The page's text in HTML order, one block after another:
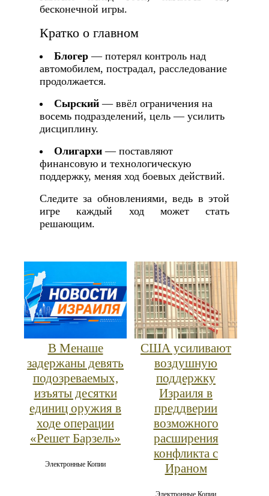
бесконечной игры.
Кратко о главном
Блогер— потерял контроль над
автомобилем, пострадал, расследование
продолжается.
Сырский— ввёл ограничения на
восемь подразделений, цель — усилить
дисциплину.
Олигархи— поставляют
финансовую и технологическую
поддержку, меняя ход боевых действий.
Следите за обновлениями, ведь в этой
игре каждый ход может стать
решающим.
В Менаше
задержаны девять
подозреваемых,
изъяты десятки
единиц оружия в
ходе операции
«Решет Барзель»
Электронные Копии
США усиливают
воздушную
поддержку
Израиля в
преддверии
возможного
расширения
конфликта с
Ираном